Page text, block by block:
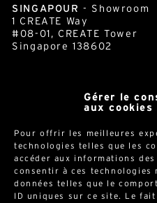
Gérer le
aux cookies
Pour offrir les meilleures
technologies telles que les
accéder aux informations
consentir à ces technologies
données telles que le
ID uniques sur ce site. Le
8 avenue Léo Lagrange
(Résidence le Panoramic
13090 AIX-EN-PROVENCE
#08-01, CREATE Tower
Singapore 138602
cornershop.com